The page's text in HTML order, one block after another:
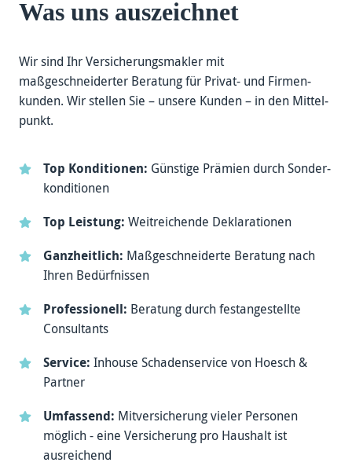
Was uns auszeichnet
Wir sind Ihr Versicherungs­makler mit
maßgeschneiderter Beratung für Privat- und Firmen­
kunden. Wir stellen Sie – unsere Kunden – in den Mittel­
punkt.
Top Konditionen: Günstige Prämien durch Sonder­
konditionen
Top Leistung: Weit­reichende Deklarationen
Ganzheitlich: Maß­geschneiderte Beratung nach
Ihren Bedürfnissen
Professionell: Beratung durch fest­angestellte
Consultants
Service: Inhouse Schaden­service von Hoesch &
Partner
Umfassend: Mitversicherung vieler Personen
möglich - eine Versicherung pro Haus­halt ist
ausreichend